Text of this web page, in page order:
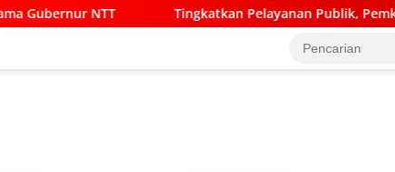
Tingkatkan Pelayanan Publik, Pemkab Kupang Mulai